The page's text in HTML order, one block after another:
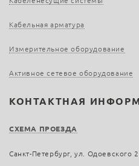
Кабельная арматура
Измерительное оборудование
Активное сетевое оборудование
КОНТАКТНАЯ
СХЕМА ПРОЕЗДА
Санкт-Петербург, ул. Одоевского